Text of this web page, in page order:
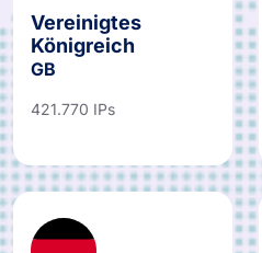
Vereinigtes
Königreich
GB
421.770 IPs